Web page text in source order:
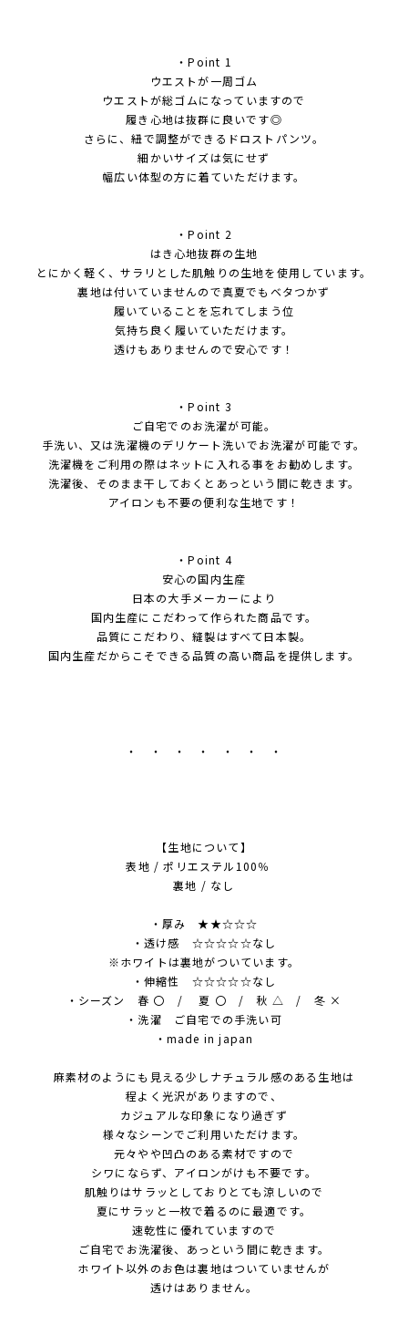
・Point 1
ウエストが一周ゴム
ウエストが総ゴムになっていますので
履き心地は抜群に良いです◎
さらに、紐で調整ができるドロストパンツ。
細かいサイズは気にせず
幅広い体型の方に着ていただけます。
・Point 2
はき心地抜群の生地
とにかく軽く、サラリとした肌触りの生地を使用しています。
裏地は付いていませんので真夏でもベタつかず
履いていることを忘れてしまう位
気持ち良く履いていただけます。
透けもありませんので安心です！
・Point 3
ご自宅でのお洗濯が可能。
手洗い、又は洗濯機のデリケート洗いでお洗濯が可能です。
洗濯機をご利用の際はネットに入れる事をお勧めします。
洗濯後、そのまま干しておくとあっという間に乾きます。
アイロンも不要の便利な生地です！
・Point 4
安心の国内生産
日本の大手メーカーにより
国内生産にこだわって作られた商品です。
品質にこだわり、縫製はすべて日本製。
国内生産だからこそできる品質の高い商品を提供します。
・ ・ ・ ・ ・ ・ ・
【生地について】
表地 / ポリエステル100％
裏地 / なし
・厚み ★★☆☆☆
・透け感 ☆☆☆☆☆なし
※ホワイトは裏地がついています。
・伸縮性 ☆☆☆☆☆なし
・シーズン 春 〇 / 夏 〇 / 秋 △ / 冬 ×
・洗濯 ご自宅での手洗い可
・made in japan
麻素材のようにも見える少しナチュラル感のある生地は
程よく光沢がありますので、
カジュアルな印象になり過ぎず
様々なシーンでご利用いただけます。
元々やや凹凸のある素材ですので
シワにならず、アイロンがけも不要です。
肌触りはサラッとしておりとても涼しいので
夏にサラッと一枚で着るのに最適です。
速乾性に優れていますので
ご自宅でお洗濯後、あっという間に乾きます。
ホワイト以外のお色は裏地はついていませんが
透けはありません。